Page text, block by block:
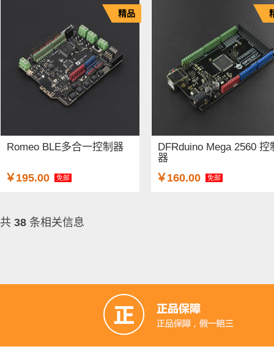
Romeo BLE多合一控制器
￥195.00 免邮
精品
DFRduino Mega 2560 控
器
￥160.00 免邮
共 38 条相关信息